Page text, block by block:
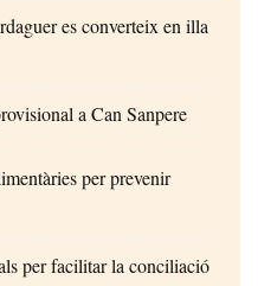
es converteix en illa
a Can Sanpere
per prevenir
per facilitar la conciliació